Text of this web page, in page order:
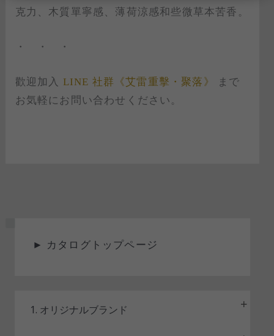
克力、木質單寧感、薄荷涼感和些微草本苦香。
・ ・ ・
歡迎加入 LINE 社群《艾雷重擊・聚落》
まで
お気軽にお問い合わせください。
► カタログトップページ
1. オリジナルブランド